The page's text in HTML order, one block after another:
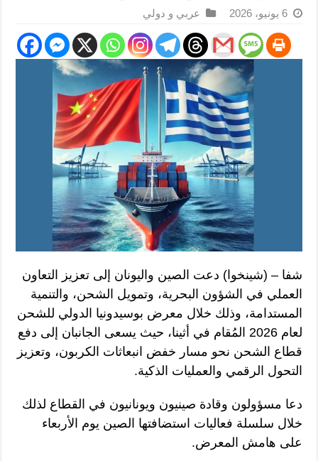
6 يونيو، 2026 عربي و دولي
شفا – (شينخوا) دعت الصين واليونان إلى تعزيز التعاون
العملي في الشؤون البحرية، وتمويل الشحن، والتنمية
المستدامة، وذلك خلال معرض بوسيدونيا الدولي للشحن
لعام 2026 المُقام في أثينا، حيث يسعى الجانبان إلى دفع
قطاع الشحن نحو مسار خفض انبعاثات الكربون، وتعزيز
التحول الرقمي والعمليات الذكية.
دعا مسؤولون وقادة صينيون ويونانيون في القطاع لذلك
خلال سلسلة فعاليات استضافتها الصين يوم الأربعاء
على هامش المعرض.